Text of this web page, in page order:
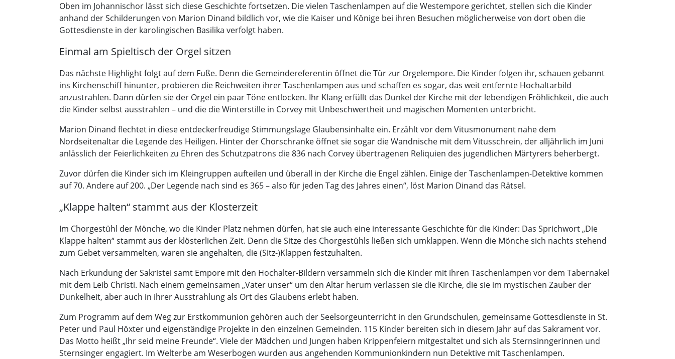
Oben im Johannischor lässt sich diese Geschichte fortsetzen. Die vielen Taschenlampen auf die Westempore gerichtet, stellen sich die Kinder
anhand der Schilderungen von Marion Dinand bildlich vor, wie die Kaiser und Könige bei ihren Besuchen möglicherweise von dort oben die
Gottesdienste in der karolingischen Basilika verfolgt haben.
Einmal am Spieltisch der Orgel sitzen
Das nächste Highlight folgt auf dem Fuße. Denn die Gemeindereferentin öffnet die Tür zur Orgelempore. Die Kinder folgen ihr, schauen gebannt
ins Kirchenschiff hinunter, probieren die Reichweiten ihrer Taschenlampen aus und schaffen es sogar, das weit entfernte Hochaltarbild
anzustrahlen. Dann dürfen sie der Orgel ein paar Töne entlocken. Ihr Klang erfüllt das Dunkel der Kirche mit der lebendigen Fröhlichkeit, die auch
die Kinder selbst ausstrahlen – und die die Winterstille in Corvey mit Unbeschwertheit und magischen Momenten unterbricht.
Marion Dinand flechtet in diese entdeckerfreudige Stimmungslage Glaubensinhalte ein. Erzählt vor dem Vitusmonument nahe dem
Nordseitenaltar die Legende des Heiligen. Hinter der Chorschranke öffnet sie sogar die Wandnische mit dem Vitusschrein, der alljährlich im Juni
anlässlich der Feierlichkeiten zu Ehren des Schutzpatrons die 836 nach Corvey übertragenen Reliquien des jugendlichen Märtyrers beherbergt.
Zuvor dürfen die Kinder sich im Kleingruppen aufteilen und überall in der Kirche die Engel zählen. Einige der Taschenlampen-Detektive kommen
auf 70. Andere auf 200. „Der Legende nach sind es 365 – also für jeden Tag des Jahres einen“, löst Marion Dinand das Rätsel.
„Klappe halten“ stammt aus der Klosterzeit
Im Chorgestühl der Mönche, wo die Kinder Platz nehmen dürfen, hat sie auch eine interessante Geschichte für die Kinder: Das Sprichwort „Die
Klappe halten“ stammt aus der klösterlichen Zeit. Denn die Sitze des Chorgestühls ließen sich umklappen. Wenn die Mönche sich nachts stehend
zum Gebet versammelten, waren sie angehalten, die (Sitz-)Klappen festzuhalten.
Nach Erkundung der Sakristei samt Empore mit den Hochalter-Bildern versammeln sich die Kinder mit ihren Taschenlampen vor dem Tabernakel
mit dem Leib Christi. Nach einem gemeinsamen „Vater unser“ um den Altar herum verlassen sie die Kirche, die sie im mystischen Zauber der
Dunkelheit, aber auch in ihrer Ausstrahlung als Ort des Glaubens erlebt haben.
Zum Programm auf dem Weg zur Erstkommunion gehören auch der Seelsorgeunterricht in den Grundschulen, gemeinsame Gottesdienste in St.
Peter und Paul Höxter und eigenständige Projekte in den einzelnen Gemeinden. 115 Kinder bereiten sich in diesem Jahr auf das Sakrament vor.
Das Motto heißt „Ihr seid meine Freunde“. Viele der Mädchen und Jungen haben Krippenfeiern mitgestaltet und sich als Sternsinngerinnen und
Sternsinger engagiert. Im Welterbe am Weserbogen wurden aus angehenden Kommunionkindern nun Detektive mit Taschenlampen.